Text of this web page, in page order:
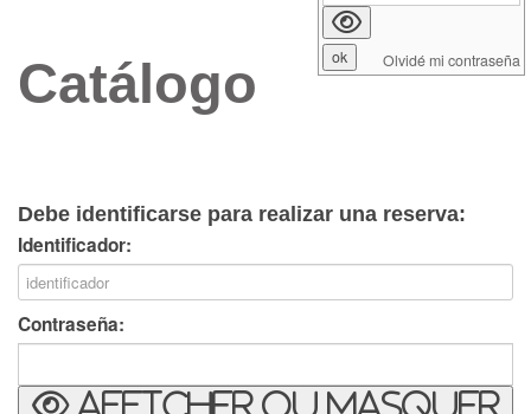
Catálogo
Debe identificarse para realizar una reserva:
Identificador:
Contraseña:
Afficher ou masquer
Olvidé mi contraseña